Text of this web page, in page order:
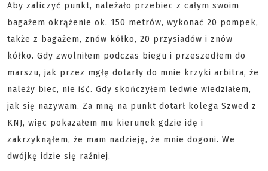
Aby zaliczyć punkt, należało przebiec z całym swoim
bagażem okrążenie ok. 150 metrów, wykonać 20 pompek,
także z bagażem, znów kółko, 20 przysiadów i znów
kółko. Gdy zwolniłem podczas biegu i przeszedłem do
marszu, jak przez mgłę dotarły do mnie krzyki arbitra, że
należy biec, nie iść. Gdy skończyłem ledwie wiedziałem,
jak się nazywam. Za mną na punkt dotarł kolega Szwed z
KNJ, więc pokazałem mu kierunek gdzie idę i
zakrzyknąłem, że mam nadzieję, że mnie dogoni. We
dwójkę idzie się raźniej.